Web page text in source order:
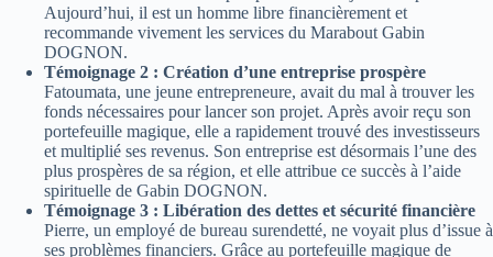
Aujourd’hui, il est un homme libre financièrement et
recommande vivement les services du Marabout Gabin
DOGNON.
Témoignage 2 : Création d’une entreprise prospère
Fatoumata, une jeune entrepreneure, avait du mal à trouver les
fonds nécessaires pour lancer son projet. Après avoir reçu son
portefeuille magique, elle a rapidement trouvé des investisseurs
et multiplié ses revenus. Son entreprise est désormais l’une des
plus prospères de sa région, et elle attribue ce succès à l’aide
spirituelle de Gabin DOGNON.
Témoignage 3 : Libération des dettes et sécurité financière
Pierre, un employé de bureau surendetté, ne voyait plus d’issue à
ses problèmes financiers. Grâce au portefeuille magique de